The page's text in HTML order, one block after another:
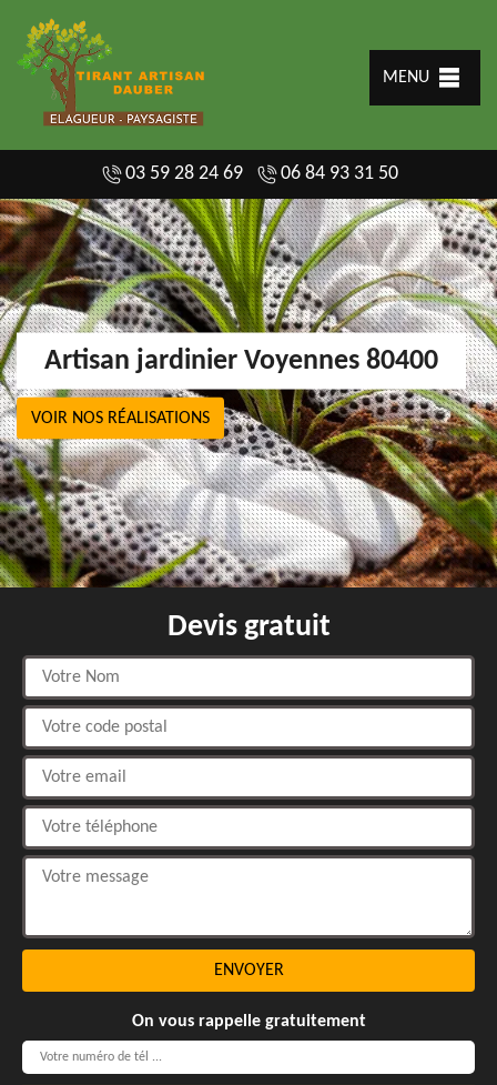
MENU
03 59 28 24 69 06 84 93 31 50
Artisan jardinier Voyennes 80400
VOIR NOS RÉALISATIONS
Devis gratuit
On vous rappelle gratuitement